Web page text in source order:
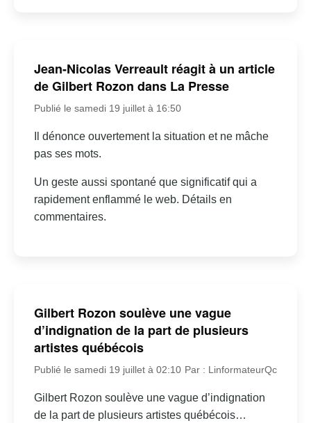
Jean-Nicolas Verreault réagit à un article
de Gilbert Rozon dans La Presse
Publié le samedi 19 juillet à 16:50
Il dénonce ouvertement la situation et ne mâche
pas ses mots.
Un geste aussi spontané que significatif qui a
rapidement enflammé le web. Détails en
commentaires.
Gilbert Rozon soulève une vague
d’indignation de la part de plusieurs
artistes québécois
Publié le samedi 19 juillet à 02:10 Par : LinformateurQc
Gilbert Rozon soulève une vague d’indignation
de la part de plusieurs artistes québécois…